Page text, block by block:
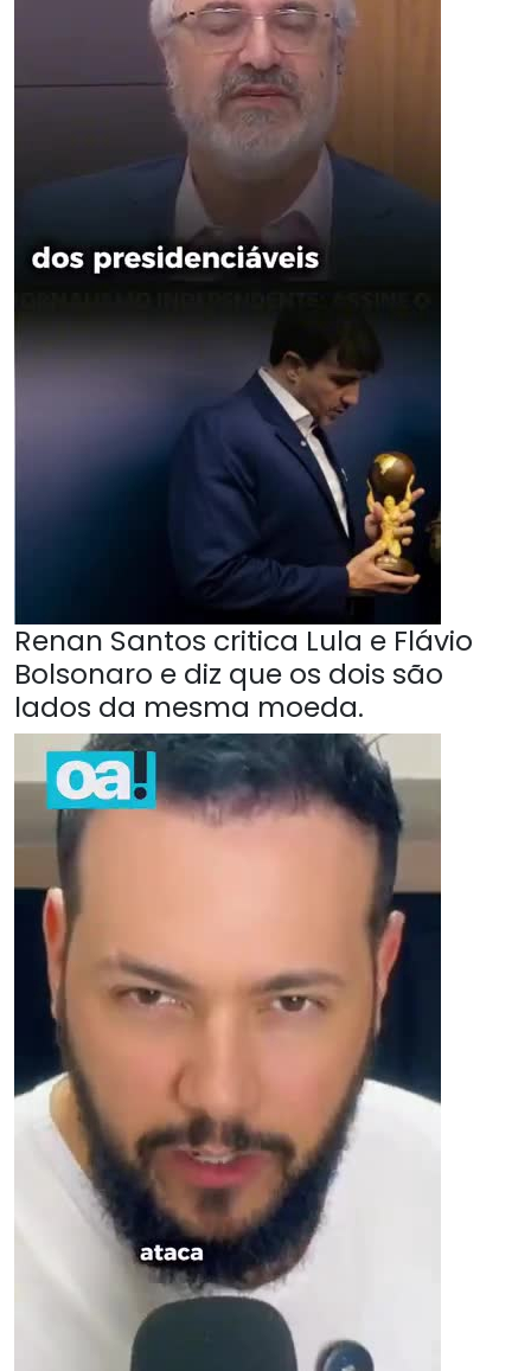
Renan Santos critica Lula e Flávio
Bolsonaro e diz que os dois são
lados da mesma moeda.